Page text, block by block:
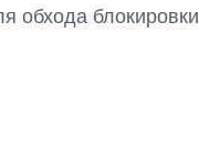
обхода блокировки